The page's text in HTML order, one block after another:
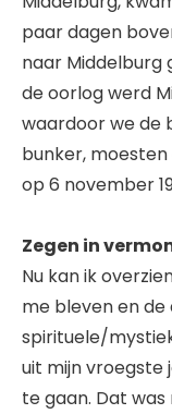
paar dagen
naar Middelburg
de oorlog werd
waardoor we de
bunker,
op 6 november
Zegen in
Nu kan ik
me bleven en de
spirituele/
uit mijn vroegste
te gaan. Dat